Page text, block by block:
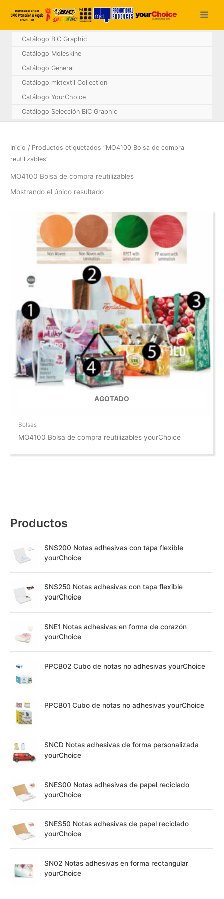
Catálogo BiC Graphic
Catálogo Moleskine
Catálogo General
Catálogo mktextil Collection
Catálogo YourChoice
Catálogo Selección BiC Graphic
Inicio / Productos etiquetados “MO4100 Bolsa de compra
reutilizables”
MO4100 Bolsa de compra reutilizables
Mostrando el único resultado
AGOTADO
Bolsas
MO4100 Bolsa de compra reutilizables yourChoice
Productos
SNS200 Notas adhesivas con tapa flexible
yourChoice
SNS250 Notas adhesivas con tapa flexible
yourChoice
SNE1 Notas adhesivas en forma de corazón
yourChoice
PPCB02 Cubo de notas no adhesivas yourChoice
PPCB01 Cubo de notas no adhesivas yourChoice
SNCD Notas adhesivas de forma personalizada
yourChoice
SNES00 Notas adhesivas de papel reciclado
yourChoice
SNES50 Notas adhesivas de papel reciclado
yourChoice
SN02 Notas adhesivas en forma rectangular
yourChoice